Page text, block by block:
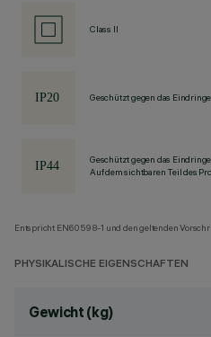
Class II
Geschützt gegen das
Geschützt gegen das
Auf dem sichtbaren Teil des
Entspricht EN60598-1 und den geltenden
PHYSIKALISCHE EIGENSCHAFTEN
Gewicht (kg)